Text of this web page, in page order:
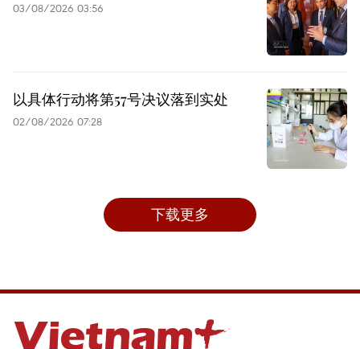
03/08/2026 03:56
以具体行动将第57号决议落到实处
02/08/2026 07:28
下载更多